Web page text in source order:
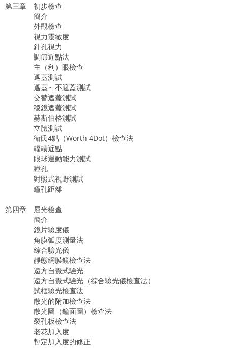
第三章 初步檢查
簡介
外觀檢查
視力靈敏度
針孔視力
調節近點法
主（利）眼檢查
遮蓋測試
遮蓋～不遮蓋測試
交替遮蓋測試
稜鏡遮蓋測試
赫斯伯格測試
立體測試
衛氏4點（Worth 4Dot）檢查法
輻輳近點
眼球運動能力測試
瞳孔
對照式視野測試
瞳孔距離
第四章 屈光檢查
簡介
鏡片驗度儀
角膜弧度測量法
綜合驗光儀
靜態網膜鏡檢查法
遠方自覺式驗光
遠方自覺式驗光（綜合驗光儀檢查法）
試框驗光檢查法
散光的附加檢查法
散光圖（鐘面圖）檢查法
裂孔板檢查法
老花加入度
暫定加入度的修正